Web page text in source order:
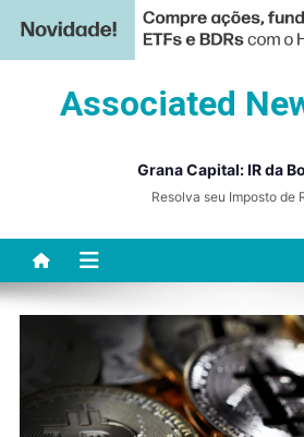
Associated
Grana Capital: IR da
Resolva seu Imposto de